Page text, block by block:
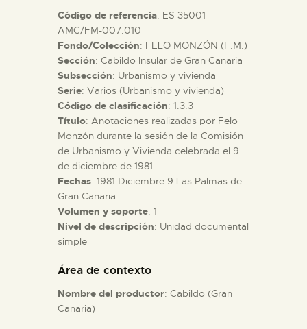
ACTIVIDADES
█
EL MUSEO
COLECCIONES
DIDÁCTICA
ESPAÑOL
Código de referencia: ES 35001
AMC/FM-007.010
Fondo/Colección: FELO MONZÓN (F.M.)
Sección: Cabildo Insular de Gran Canaria
Subsección: Urbanismo y vivienda
Serie: Varios (Urbanismo y vivienda)
Código de clasificación: 1.3.3
Título: Anotaciones realizadas por Felo
Monzón durante la sesión de la Comisión
de Urbanismo y Vivienda celebrada el 9
de diciembre de 1981.
Fechas: 1981.Diciembre.9.Las Palmas de
Gran Canaria.
Volumen y soporte: 1
Nivel de descripción: Unidad documental
simple
Área de contexto
Nombre del productor: Cabildo (Gran
Canaria)